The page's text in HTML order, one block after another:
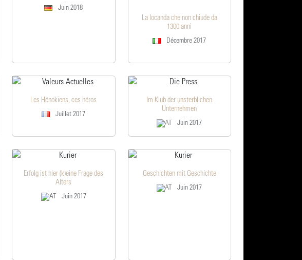
Juin 2018
La locanda che non chiude da
1300 anni
Décembre 2017
Les Hénokiens, ces héros
Juillet 2017
Im Klub der unsterblichen
Unternehmen
Juin 2017
Erfolg ist hier (k)eine Frage des
Alters
Juin 2017
Geschichten mit Geschichte
Juin 2017